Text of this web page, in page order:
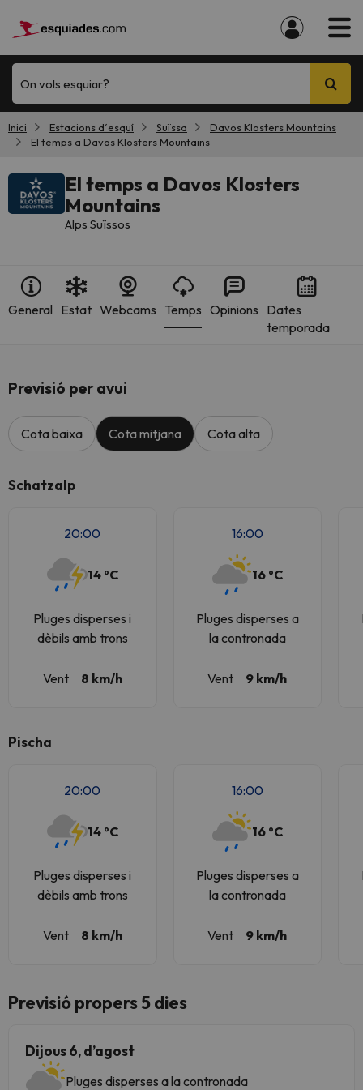
On vols esquiar?
Inici Estacions d´esquí Suïssa
Davos Klosters Mountains
El temps a Davos Klosters Mountains
El temps a Davos Klosters
Mountains
Alps Suïssos
General Estat Webcams Temps Opinions Dates
temporada
Previsió per avui
Cota baixa Cota mitjana Cota alta
Schatzalp
20:00
14 ºC
Pluges disperses i
dèbils amb trons
Vent 8 km/h
16:00
16 ºC
Pluges disperses a
la contronada
Vent 9 km/h
Pischa
20:00
14 ºC
Pluges disperses i
dèbils amb trons
Vent 8 km/h
16:00
16 ºC
Pluges disperses a
la contronada
Vent 9 km/h
Previsió propers 5 dies
Dijous 6, d’agost
Pluges disperses a la contronada